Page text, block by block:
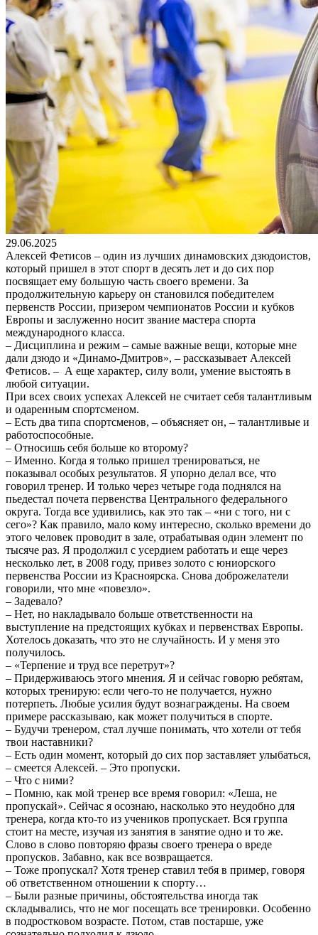
29.06.2025
Алексей Фетисов – один из лучших динамовских дзюдоистов,
который пришел в этот спорт в десять лет и до сих пор
посвящает ему большую часть своего времени. За
продолжительную карьеру он становился победителем
первенств России, призером чемпионатов России и кубков
Европы и заслуженно носит звание мастера спорта
международного класса.
– Дисциплина и режим – самые важные вещи, которые мне
дали дзюдо и «Динамо-Дмитров», – рассказывает Алексей
Фетисов. – А еще характер, силу воли, умение выстоять в
любой ситуации.
При всех своих успехах Алексей не считает себя талантливым
и одаренным спортсменом.
– Есть два типа спортсменов, – объясняет он, – талантливые и
работоспособные.
– Относишь себя больше ко второму?
– Именно. Когда я только пришел тренироваться, не
показывал особых результатов. Я упорно делал все, что
говорил тренер. И только через четыре года поднялся на
пьедестал почета первенства Центрального федерального
округа. Тогда все удивились, как это так – «ни с того, ни с
сего»? Как правило, мало кому интересно, сколько времени до
этого человек проводит в зале, отрабатывая один элемент по
тысяче раз. Я продолжил с усердием работать и еще через
несколько лет, в 2008 году, привез золото с юниорского
первенства России из Красноярска. Снова доброжелатели
говорили, что мне «повезло».
– Задевало?
– Нет, но накладывало больше ответственности на
выступление на предстоящих кубках и первенствах Европы.
Хотелось доказать, что это не случайность. И у меня это
получилось.
– «Терпение и труд все перетрут»?
– Придерживаюсь этого мнения. Я и сейчас говорю ребятам,
которых тренирую: если чего-то не получается, нужно
потерпеть. Любые усилия будут вознаграждены. На своем
примере рассказываю, как может получиться в спорте.
– Будучи тренером, стал лучше понимать, что хотели от тебя
твои наставники?
– Есть один момент, который до сих пор заставляет улыбаться,
– смеется Алексей. – Это пропуски.
– Что с ними?
– Помню, как мой тренер все время говорил: «Леша, не
пропускай». Сейчас я осознаю, насколько это неудобно для
тренера, когда кто-то из учеников пропускает. Вся группа
стоит на месте, изучая из занятия в занятие одно и то же.
Слово в слово повторяю фразы своего тренера о вреде
пропусков. Забавно, как все возвращается.
– Тоже пропускал? Хотя тренер ставил тебя в пример, говоря
об ответственном отношении к спорту…
– Были разные причины, обстоятельства иногда так
складывались, что не мог посещать все тренировки. Особенно
в подростковом возрасте. Потом, став постарше, уже